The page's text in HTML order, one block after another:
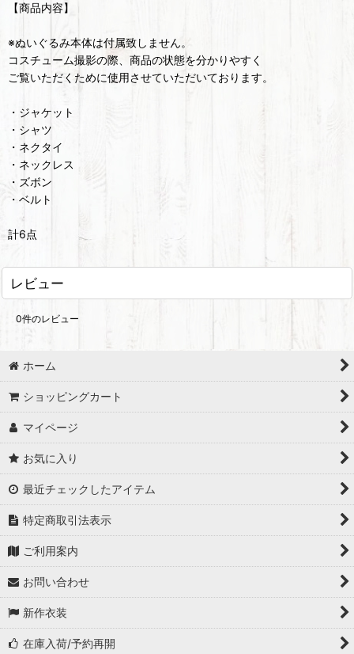
【商品内容】
※ぬいぐるみ本体は付属致しません。
コスチューム撮影の際、商品の状態を分かりやすく
ご覧いただくために使用させていただいております。
・ジャケット
・シャツ
・ネクタイ
・ネックレス
・ズボン
・ベルト
計6点
レビュー
0件のレビュー
ホーム
ショッピングカート
マイページ
お気に入り
最近チェックしたアイテム
特定商取引法表示
ご利用案内
お問い合わせ
新作衣装
在庫入荷/予約再開